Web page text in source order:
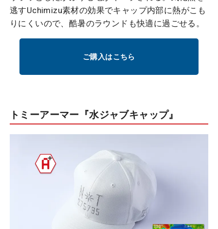
逃すUchimizu素材の効果でキャップ内部に熱がこも
りにくいので、酷暑のラウンドも快適に過ごせる。
ご購入はこちら
トミーアーマー『水ジャブキャップ』